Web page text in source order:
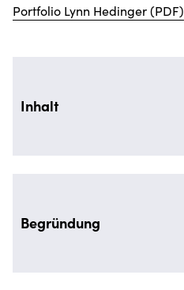
Portfolio Lynn Hedinger (PDF)
Inhalt
Begründung